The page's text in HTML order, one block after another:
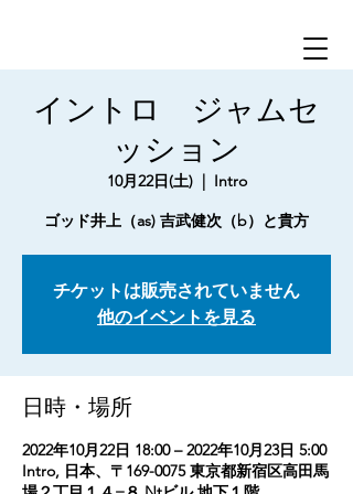
イントロ ジャムセ
ッション
10月22日(土)
  |
Intro
ゴッド井上（as) 吉武健次（b）と貴方
チケットは販売されていません
他のイベントを見る
日時・場所
2022年10月22日 18:00 – 2022年10月23日 5:00
Intro, 日本、〒169-0075 東京都新宿区高田馬